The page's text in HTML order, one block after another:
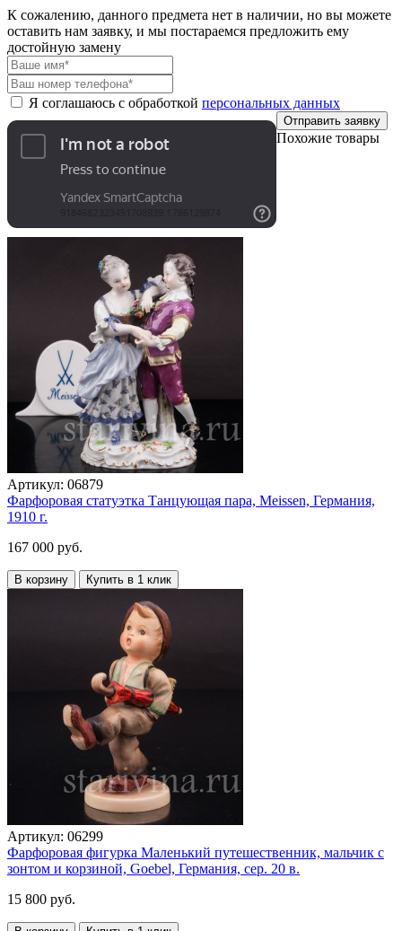
К сожалению, данного предмета нет в наличии, но вы можете
оставить нам заявку, и мы постараемся предложить ему
достойную замену
Я соглашаюсь с обработкой персональных данных
Отправить заявку
Похожие товары
Артикул: 06879
Фарфоровая статуэтка Танцующая пара, Meissen, Германия,
1910 г.
167 000 руб.
В корзину Купить в 1 клик
Артикул: 06299
Фарфоровая фигурка Маленький путешественник, мальчик с
зонтом и корзиной, Goebel, Германия, сер. 20 в.
15 800 руб.